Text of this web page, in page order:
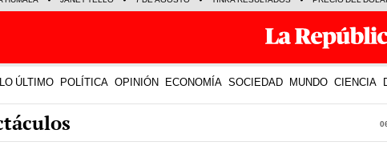
LO ÚLTIMO POLÍTICA OPINIÓN ECONOMÍA SOCIEDAD MUNDO CIENCIA